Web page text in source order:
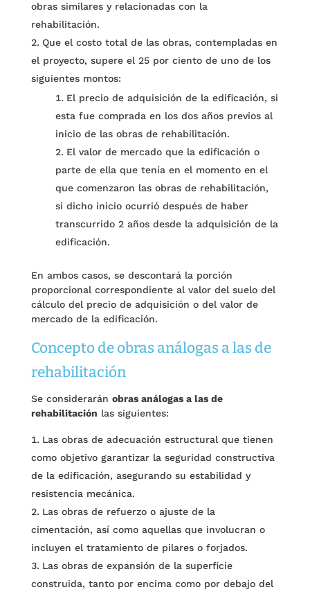
obras similares y relacionadas con la
rehabilitación.
Que el costo total de las obras, contempladas en
el proyecto, supere el 25 por ciento de uno de los
siguientes montos:
El precio de adquisición de la edificación, si
esta fue comprada en los dos años previos al
inicio de las obras de rehabilitación.
El valor de mercado que la edificación o
parte de ella que tenía en el momento en el
que comenzaron las obras de rehabilitación,
si dicho inicio ocurrió después de haber
transcurrido 2 años desde la adquisición de la
edificación.
En ambos casos, se descontará la porción
proporcional correspondiente al valor del suelo del
cálculo del precio de adquisición o del valor de
mercado de la edificación.
Concepto de obras análogas a las de
rehabilitación
Se considerarán obras análogas a las de
rehabilitación las siguientes:
Las obras de adecuación estructural que tienen
como objetivo garantizar la seguridad constructiva
de la edificación, asegurando su estabilidad y
resistencia mecánica.
Las obras de refuerzo o ajuste de la
cimentación, así como aquellas que involucran o
incluyen el tratamiento de pilares o forjados.
Las obras de expansión de la superficie
construida, tanto por encima como por debajo del